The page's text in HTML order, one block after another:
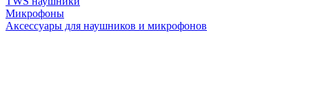
Микрофоны
Аксессуары для наушников и микрофонов